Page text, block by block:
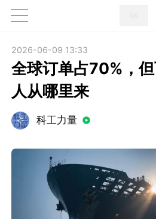
1X
2026-06-09 13:33
全球订单占70%，
人从哪里来
科工力量